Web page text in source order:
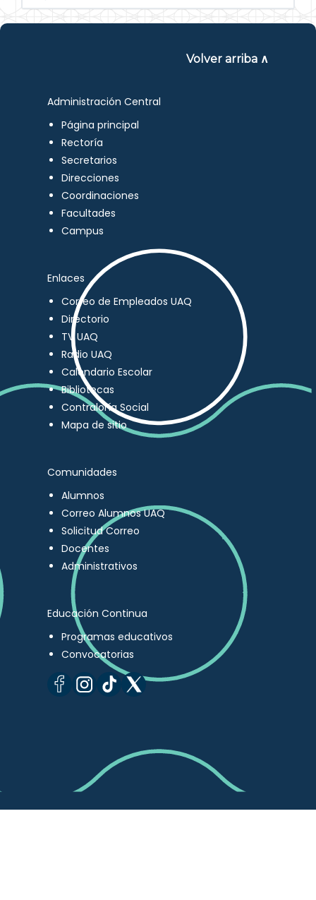
Volver arriba ∧
Administración Central
Página principal
Rectoría
Secretarios
Direcciones
Coordinaciones
Facultades
Campus
Enlaces
Correo de Empleados UAQ
Directorio
TV UAQ
Radio UAQ
Calendario Escolar
Bibliotecas
Contraloría Social
Mapa de sitio
Comunidades
Alumnos
Correo Alumnos UAQ
Solicitud Correo
Docentes
Administrativos
Educación Continua
Programas educativos
Convocatorias